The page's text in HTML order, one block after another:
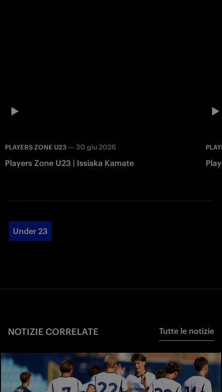
PLAYERS ZONE U23 — 30 giu 2026
Players Zone U23 | Issiaka Kamate
Under 23
NOTIZIE CORRELATE Tutte le notizie